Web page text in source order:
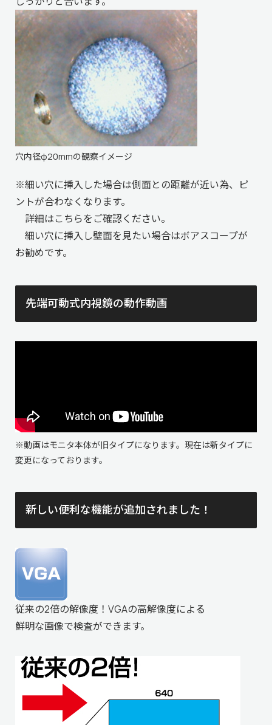
穴内径φ20mmの観察イメージ
※細い穴に挿入した場合は側面との距離が近い為、ピ
ントが合わなくなります。
詳細はこちらをご確認ください。
細い穴に挿入し壁面を見たい場合はボアスコープが
お勧めです。
先端可動式内視鏡の動作動画
※動画はモニタ本体が旧タイプになります。現在は新タイプに
変更になっております。
新しい便利な機能が追加されました！
従来の2倍の解像度！VGAの高解像度による
鮮明な画像で検査ができます。